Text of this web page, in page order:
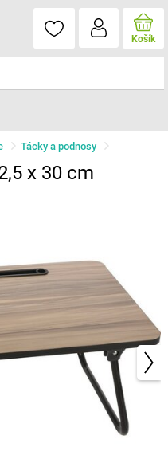
Košík
Tácky a podnosy
x 30 cm